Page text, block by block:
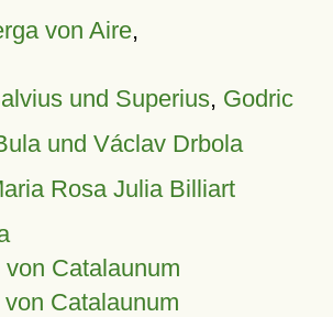
von Aire,
und Superius, Godric
und Václav Drbola
Rosa Julia Billiart
Catalaunum
Catalaunum